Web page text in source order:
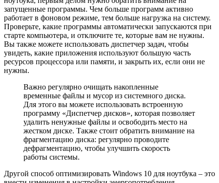
запущенные программы. Чем больше программ активно
работает в фоновом режиме, тем больше нагрузка на систему.
Проверьте, какие программы автоматически запускаются при
старте компьютера, и отключите те, которые вам не нужны.
Вы также можете использовать диспетчер задач, чтобы
увидеть, какие приложения используют большую часть
ресурсов процессора или памяти, и закрыть их, если они не
нужны.
Важно регулярно очищать накопленные
временные файлы и мусор из системного диска.
Для этого вы можете использовать встроенную
программу «Диспетчер дисков», которая позволяет
удалить ненужные файлы и освободить место на
жестком диске. Также стоит обратить внимание на
фрагментацию диска: регулярно проводите
дефрагментацию, чтобы улучшить скорость
работы системы.
Другой способ оптимизировать Windows 10 для ноутбука – это